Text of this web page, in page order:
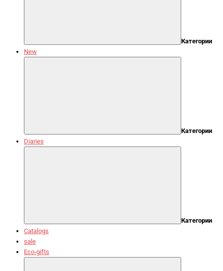
Категории
New
Категории
Diaries
Категории
Catalogs
sale
Eco-gifts